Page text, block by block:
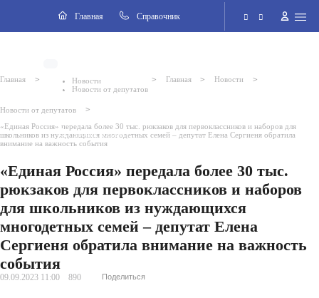
Главная Cправочник
Версия для слабовидящих
Поиск по сайту
Главная >
Новости
Новости от депутатов
> Главная > Новости >
Новости от депутатов >
«Единая Россия» передала более 30 тыс. рюкзаков для первоклассников и наборов для
школьников из нуждающихся многодетных семей – депутат Елена Сергиеня обратила
внимание на важность события
«Единая Россия» передала более 30 тыс.
рюкзаков для первоклассников и наборов
для школьников из нуждающихся
многодетных семей – депутат Елена
Сергиеня обратила внимание на важность
события
09.09.2023 11:00 890 Поделиться